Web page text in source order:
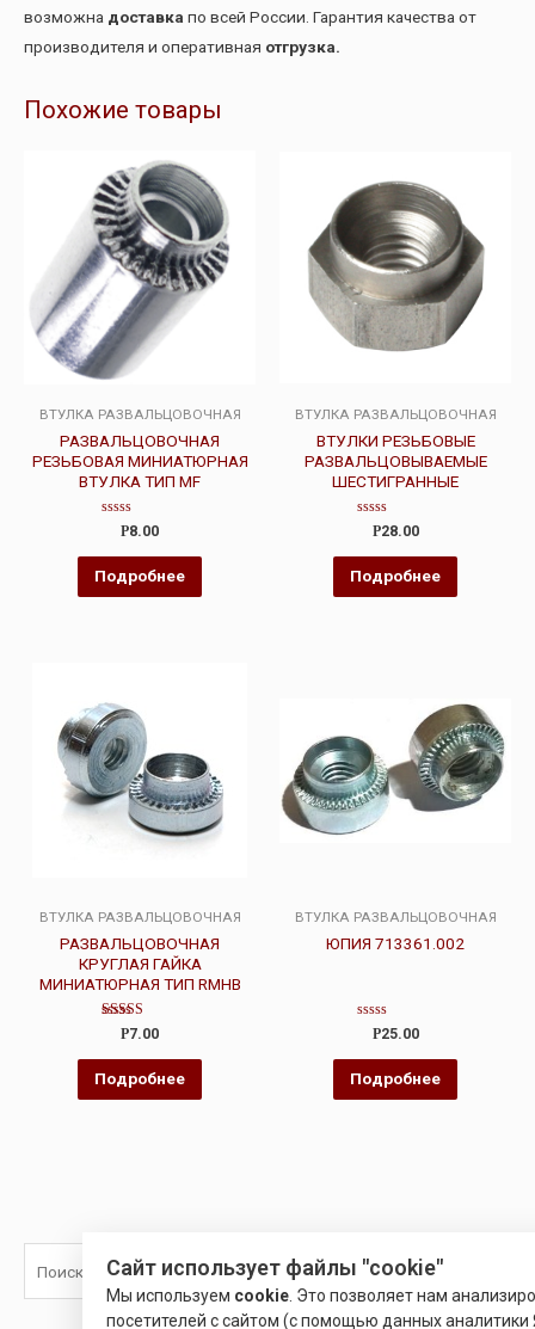
возможна доставка по всей России. Гарантия качества от
производителя и оперативная отгрузка.
Похожие товары
ВТУЛКА РАЗВАЛЬЦОВОЧНАЯ
РАЗВАЛЬЦОВОЧНАЯ
РЕЗЬБОВАЯ МИНИАТЮРНАЯ
ВТУЛКА ТИП MF
Оценка
из
5
Р8.00
Подробнее
ВТУЛКА РАЗВАЛЬЦОВОЧНАЯ
ВТУЛКИ РЕЗЬБОВЫЕ
РАЗВАЛЬЦОВЫВАЕМЫЕ
ШЕСТИГРАННЫЕ
Оценка
из
5
Р28.00
Подробнее
ВТУЛКА РАЗВАЛЬЦОВОЧНАЯ
РАЗВАЛЬЦОВОЧНАЯ
КРУГЛАЯ ГАЙКА
МИНИАТЮРНАЯ ТИП RMHB
Оценка
5.00
из 5
Р7.00
Подробнее
ВТУЛКА РАЗВАЛЬЦОВОЧНАЯ
ЮПИЯ 713361.002
Оценка
из
5
Р25.00
Подробнее
Поиск
Сайт использует файлы "cookie"
Мы используем cookie . Это позволяет нам
посетителей с сайтом (с помощью данных аналитики